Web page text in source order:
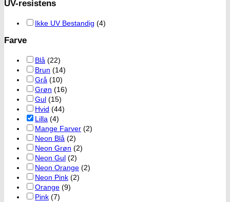
UV-resistens
Ikke UV Bestandig (4)
Farve
Blå (22)
Brun (14)
Grå (10)
Grøn (16)
Gul (15)
Hvid (44)
Lilla (4)
Mange Farver (2)
Neon Blå (2)
Neon Grøn (2)
Neon Gul (2)
Neon Orange (2)
Neon Pink (2)
Orange (9)
Pink (7)